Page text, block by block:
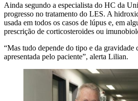
Ainda segundo a especialista do HC da
progresso no tratamento do LES. A
usada em todos os casos de lúpus e, em
prescrição de corticosteroides ou
“Mas tudo depende do tipo e da gravidade
apresentada pelo paciente”, alerta Lilian.